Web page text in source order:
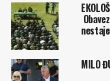
nestaje
MILO